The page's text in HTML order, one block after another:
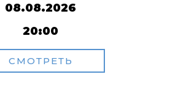
08.08.2026
20:00
СМОТРЕТЬ